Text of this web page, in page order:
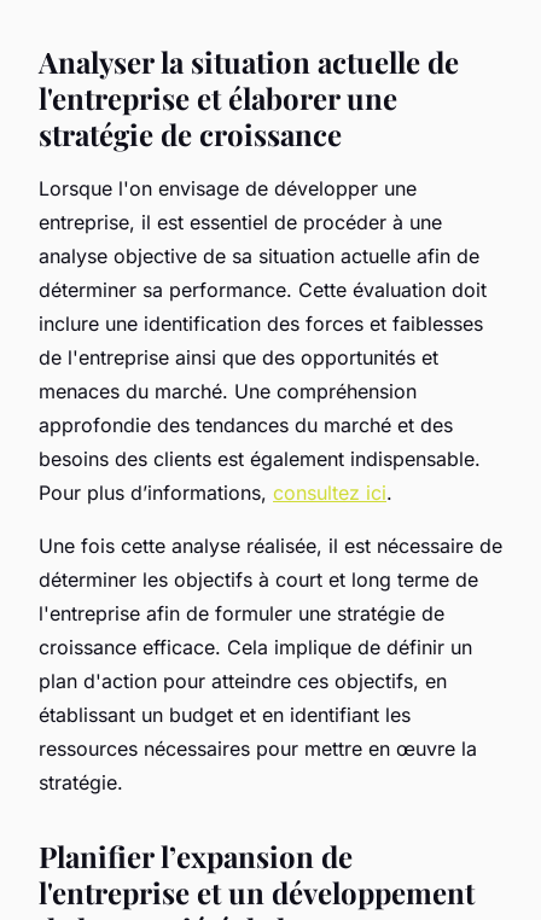
Analyser la situation actuelle de
l'entreprise et élaborer une
stratégie de croissance
Lorsque l'on envisage de développer une
entreprise, il est essentiel de procéder à une
analyse objective de sa situation actuelle afin de
déterminer sa performance. Cette évaluation doit
inclure une identification des forces et faiblesses
de l'entreprise ainsi que des opportunités et
menaces du marché. Une compréhension
approfondie des tendances du marché et des
besoins des clients est également indispensable.
Pour plus d’informations, consultez ici.
Une fois cette analyse réalisée, il est nécessaire de
déterminer les objectifs à court et long terme de
l'entreprise afin de formuler une stratégie de
croissance efficace. Cela implique de définir un
plan d'action pour atteindre ces objectifs, en
établissant un budget et en identifiant les
ressources nécessaires pour mettre en œuvre la
stratégie.
Planifier l’expansion de
l'entreprise et un développement